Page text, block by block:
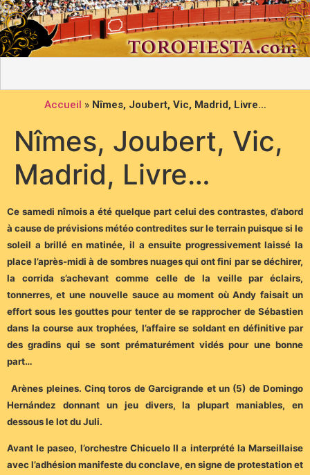
Accueil » Nîmes, Joubert, Vic, Madrid, Livre…
Nîmes, Joubert, Vic,
Madrid, Livre…
Ce samedi nîmois a été quelque part celui des contrastes, d’abord
à cause de prévisions météo contredites sur le terrain puisque si le
soleil a brillé en matinée, il a ensuite progressivement laissé la
place l’après-midi à de sombres nuages qui ont fini par se déchirer,
la corrida s’achevant comme celle de la veille par éclairs,
tonnerres, et une nouvelle sauce au moment où Andy faisait un
effort sous les gouttes pour tenter de se rapprocher de Sébastien
dans la course aux trophées, l’affaire se soldant en définitive par
des gradins qui se sont prématurément vidés pour une bonne
part…
Arènes pleines. Cinq toros de Garcigrande et un (5) de Domingo
Hernández donnant un jeu divers, la plupart maniables, en
dessous le lot du Juli.
Avant le paseo, l’orchestre Chicuelo II a interprété la Marseillaise
avec l’adhésion manifeste du conclave, en signe de protestation et